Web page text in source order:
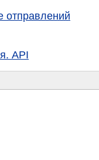
отправлений
API